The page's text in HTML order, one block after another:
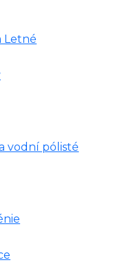
Letné
vodní pólisté